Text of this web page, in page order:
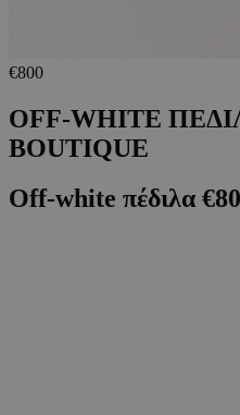
€800
OFF-WHITE
BOUTIQUE
Off-white πέδιλα